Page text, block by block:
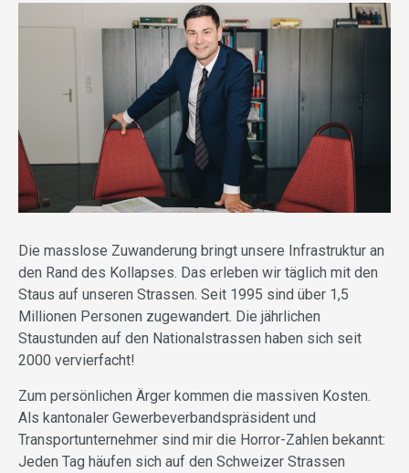
Die masslose Zuwanderung bringt unsere Infrastruktur an
den Rand des Kollapses. Das erleben wir täglich mit den
Staus auf unseren Strassen. Seit 1995 sind über 1,5
Millionen Personen zugewandert. Die jährlichen
Staustunden auf den Nationalstrassen haben sich seit
2000 vervierfacht!
Zum persönlichen Ärger kommen die massiven Kosten.
Als kantonaler Gewerbeverbandspräsident und
Transportunternehmer sind mir die Horror-Zahlen bekannt:
Jeden Tag häufen sich auf den Schweizer Strassen